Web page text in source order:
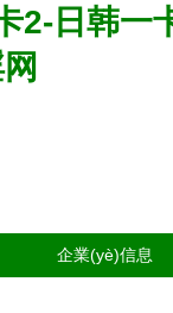
2-日韩
企業(yè)信息